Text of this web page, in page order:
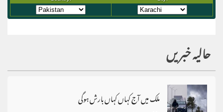
حالیہ خبریں
ملک میں آج کہاں کہاں بارش ہوگی